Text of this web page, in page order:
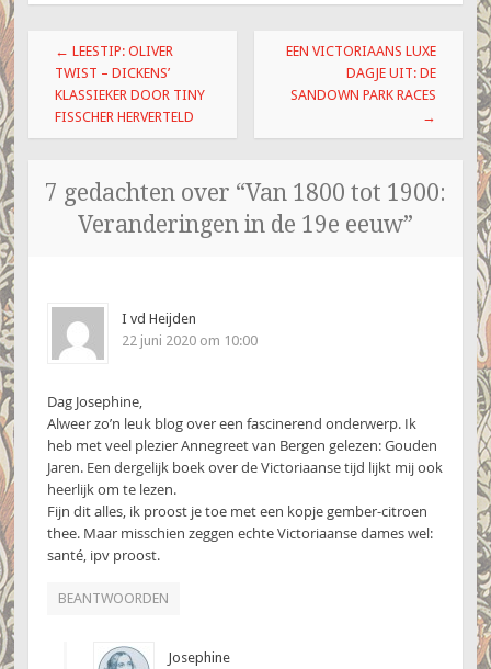
Berichtnavigatie
← LEESTIP: OLIVER
TWIST – DICKENS’
KLASSIEKER DOOR TINY
FISSCHER HERVERTELD
EEN VICTORIAANS LUXE
DAGJE UIT: DE
SANDOWN PARK RACES
→
7 gedachten over “Van 1800 tot 1900:
Veranderingen in de 19e eeuw”
I vd Heijden
22 juni 2020 om 10:00
Dag Josephine,
Alweer zo’n leuk blog over een fascinerend onderwerp. Ik
heb met veel plezier Annegreet van Bergen gelezen: Gouden
Jaren. Een dergelijk boek over de Victoriaanse tijd lijkt mij ook
heerlijk om te lezen.
Fijn dit alles, ik proost je toe met een kopje gember-citroen
thee. Maar misschien zeggen echte Victoriaanse dames wel:
santé, ipv proost.
BEANTWOORDEN
Josephine